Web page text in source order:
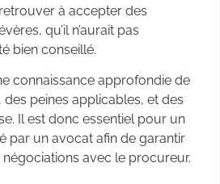
à accepter des
qu’il n’aurait pas
bien conseillé.
connaissance approfondie de
peines applicables, et des
Il est donc essentiel pour un
par un avocat afin de garantir
avec le procureur.